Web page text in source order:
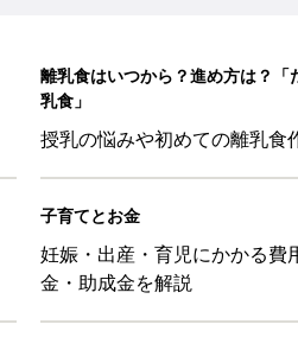
離乳食はいつから？進め方は？「
乳食」
授乳の悩みや初めての離乳食
子育てとお金
妊娠・出産・育児にかかる費
金・助成金を解説